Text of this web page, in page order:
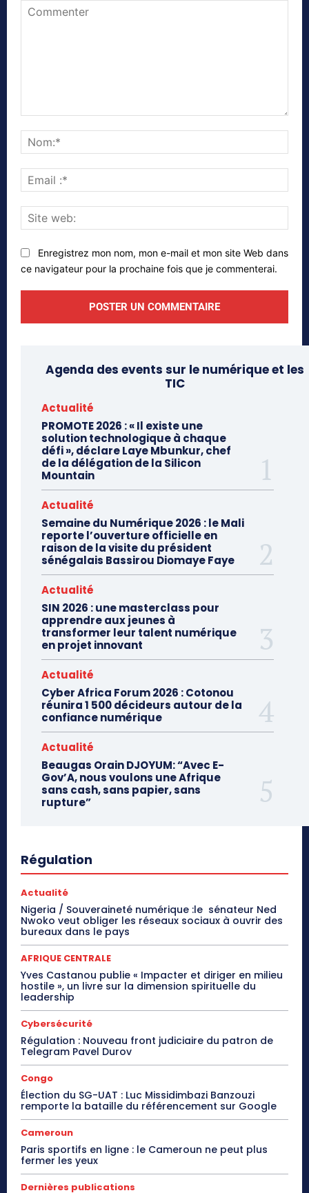
:*
web:
Enregistrez mon nom, mon e-mail et mon site Web dans
ce navigateur pour la prochaine fois que je commenterai.
Agenda des events sur le numérique et les
TIC
Actualité
PROMOTE 2026 : « Il existe une
solution technologique à chaque
défi », déclare Laye Mbunkur, chef
de la délégation de la Silicon
Mountain
Actualité
Semaine du Numérique 2026 : le Mali
reporte l’ouverture officielle en
raison de la visite du président
sénégalais Bassirou Diomaye Faye
Actualité
SIN 2026 : une masterclass pour
apprendre aux jeunes à
transformer leur talent numérique
en projet innovant
Actualité
Cyber Africa Forum 2026 : Cotonou
réunira 1 500 décideurs autour de la
confiance numérique
Actualité
Beaugas Orain DJOYUM: “Avec E-
Gov’A, nous voulons une Afrique
sans cash, sans papier, sans
rupture”
Régulation
Actualité
Nigeria / Souveraineté numérique :le sénateur Ned
Nwoko veut obliger les réseaux sociaux à ouvrir des
bureaux dans le pays
AFRIQUE CENTRALE
Yves Castanou publie « Impacter et diriger en milieu
hostile », un livre sur la dimension spirituelle du
leadership
Cybersécurité
Régulation : Nouveau front judiciaire du patron de
Telegram Pavel Durov
Congo
Élection du SG-UAT : Luc Missidimbazi Banzouzi
remporte la bataille du référencement sur Google
Cameroun
Paris sportifs en ligne : le Cameroun ne peut plus
fermer les yeux
Dernières publications